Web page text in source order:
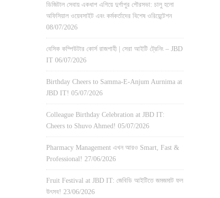
ডিজিটাল সেবায় একধাপ এগিয়ে দুর্গাপুর পৌরসভা: চালু হলো
অফিসিয়াল ওয়েবসাইট এবং কর্মকর্তাদের বিশেষ ওরিয়েন্টেশন
08/07/2026
বেসিক কম্পিউটার কোর্স রাজশাহী | সেরা আইটি ট্রেনিং – JBD
IT 06/07/2026
Birthday Cheers to Samma-E-Anjum Aurnima at
JBD IT! 05/07/2026
Colleague Birthday Celebration at JBD IT:
Cheers to Shuvo Ahmed! 05/07/2026
Pharmacy Management এখন আরও Smart, Fast &
Professional! 27/06/2026
Fruit Festival at JBD IT: জেবিডি আইটিতে জমজমাট ফল
উৎসব! 23/06/2026